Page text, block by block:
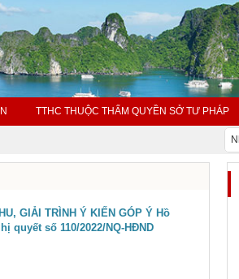
TTHC THUỘC THẨM QUYỀN SỞ TƯ PHÁP
GIẢI TRÌNH Ý KIẾN GÓP Ý Hồ
quyết số 110/2022/NQ-HĐND